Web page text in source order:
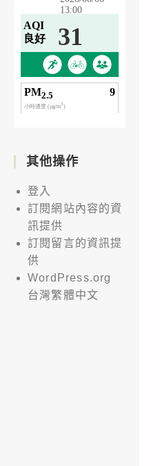
其他操作
登入
訂閱網站內容的資
訊提供
訂閱留言的資訊提
供
WordPress.org
台灣繁體中文